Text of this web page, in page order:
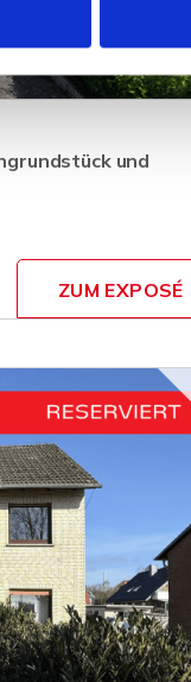
und
ZUM EXPOSÉ